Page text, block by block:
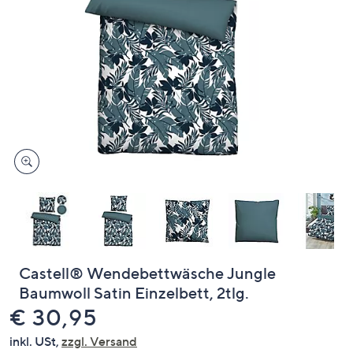
links
bzw.
diese
anzuzeigen.
Castell® Wendebettwäsche Jungle
Baumwoll Satin Einzelbett, 2tlg.
Gelöscht
€ 30,95
inkl. USt, zzgl. Versand